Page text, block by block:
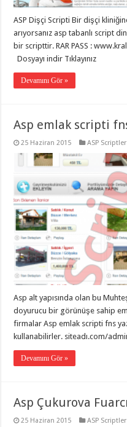
gaziantep
evden
taşımacılık,
gaziantep
taşımacılık,
taşımacılık ,
taşımacılık,
gaziantep
taşıma,
gaziantep
evden
taşımacılık,
gaziantep
organizasyon,
gaziantep
organizasyon
gaziantep
organizasyon ,
gaziantep
gaziantep
organizasyon ,
gaziantep
organizasyon,
gaziantep
twitter
takipçi
hilesi,
instagram
takipçi
ASP Dişçi Scripti Bir dişçi
arıyorsanız asp tabanlı script
bir scripttir. RAR PASS :
Dosyayı indir Tıklayınız
Devamını Gör »
Asp emlak scripti
25 Haziran 2015 ASP Scriptler
Asp alt yapısında olan bu
doyurucu bir görünüşe sahip
firmalar Asp emlak scripti fns
kullanabilirler. siteadı.com/
Devamını Gör »
Asp Çukurova
25 Haziran 2015 ASP Scriptler